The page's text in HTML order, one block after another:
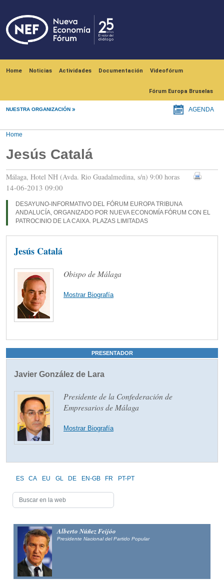
Home Noticias Actividades Documentación Videofórum
Fórum Europa Bruselas
NUESTRA ORGANIZACIÓN AGENDA
Home
Jesús Catalá
Málaga, Hotel NH (Avda. Rio Guadalmedina, s/n) 9:00 horas
14-06-2013 09:00
DESAYUNO-INFORMATIVO DEL FÓRUM EUROPA TRIBUNA
ANDALUCÍA, ORGANIZADO POR NUEVA ECONOMÍA FÓRUM CON EL
PATROCINIO DE LA CAIXA. PLAZAS LIMITADAS
Jesús Catalá
Obispo de Málaga
Mostrar Biografía
PRESENTADOR
Javier González de Lara
Presidente de la Confederación de
Empresarios de Málaga
Mostrar Biografía
ES CA EU GL DE EN-GB FR PT-PT
Alberto Núñez Feijóo
Presidente Nacional del